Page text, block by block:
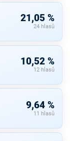
21,05 %
24 hlasů
10,52 %
12 hlasů
9,64 %
11 hlasů